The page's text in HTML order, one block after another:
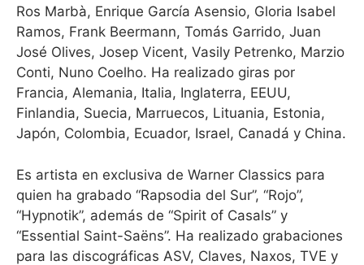
Ros Marbà, Enrique García Asensio, Gloria Isabel
Ramos, Frank Beermann, Tomás Garrido, Juan
José Olives, Josep Vicent, Vasily Petrenko, Marzio
Conti, Nuno Coelho. Ha realizado giras por
Francia, Alemania, Italia, Inglaterra, EEUU,
Finlandia, Suecia, Marruecos, Lituania, Estonia,
Japón, Colombia, Ecuador, Israel, Canadá y China.
Es artista en exclusiva de Warner Classics para
quien ha grabado “Rapsodia del Sur”, “Rojo”,
“Hypnotik”, además de “Spirit of Casals” y
“Essential Saint-Saëns”. Ha realizado grabaciones
para las discográficas ASV, Claves, Naxos, TVE y